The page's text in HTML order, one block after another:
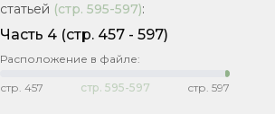
статьей (стр. 595-597):
Часть 4 (cтр. 457 - 597)
Расположение в файле:
стр. 457 стр. 595-597 стр. 597